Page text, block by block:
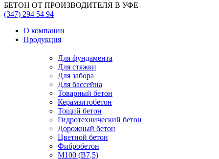
БЕТОН ОТ ПРОИЗВОДИТЕЛЯ В УФЕ
(347) 294 54 94
О компании
Продукция
Для фундамента
Для стяжки
Для забора
Для бассейна
Товарный бетон
Керамзитобетон
Тощий бетон
Гидротехнический бетон
Дорожный бетон
Цветной бетон
Фибробетон
М100 (В7,5)